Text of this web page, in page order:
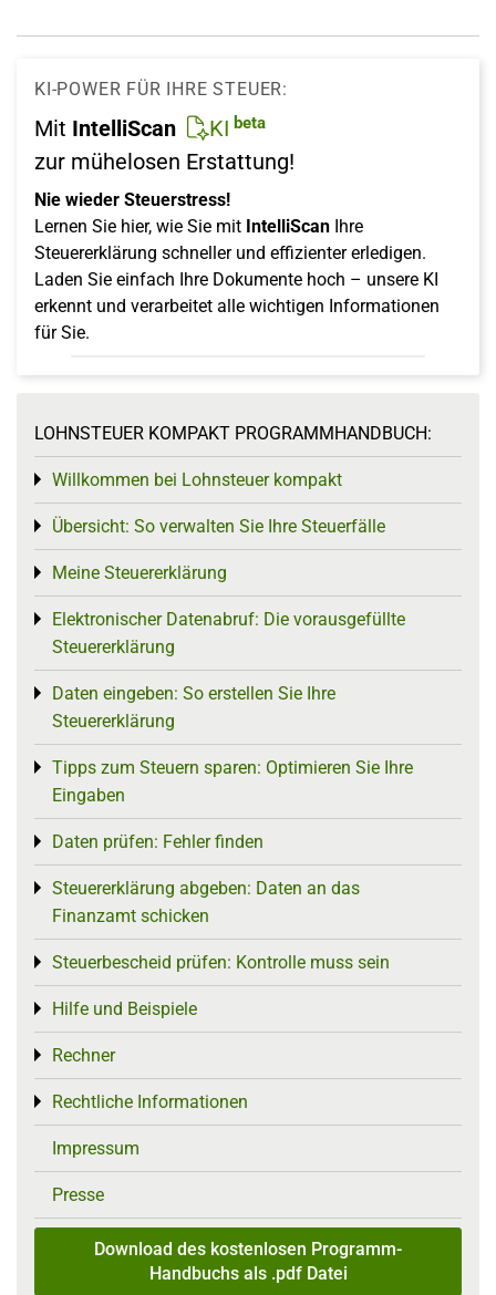
KI-POWER FÜR IHRE STEUER:
Mit IntelliScan KI beta
zur mühelosen Erstattung!
Nie wieder Steuerstress!
Lernen Sie hier, wie Sie mit IntelliScan Ihre
Steuererklärung schneller und effizienter erledigen.
Laden Sie einfach Ihre Dokumente hoch – unsere KI
erkennt und verarbeitet alle wichtigen Informationen
für Sie.
LOHNSTEUER KOMPAKT PROGRAMMHANDBUCH:
Willkommen bei Lohnsteuer kompakt
Toggle menu
Übersicht: So verwalten Sie Ihre Steuerfälle
Toggle menu
Meine Steuererklärung
Toggle menu
Elektronischer Datenabruf: Die vorausgefüllte
Steuererklärung
Toggle menu
Daten eingeben: So erstellen Sie Ihre
Steuererklärung
Toggle menu
Tipps zum Steuern sparen: Optimieren Sie Ihre
Eingaben
Toggle menu
Daten prüfen: Fehler finden
Toggle menu
Steuererklärung abgeben: Daten an das
Finanzamt schicken
Toggle menu
Steuerbescheid prüfen: Kontrolle muss sein
Toggle menu
Hilfe und Beispiele
Toggle menu
Rechner
Toggle menu
Rechtliche Informationen
Toggle menu
Impressum
Presse
Download des kostenlosen Programm-
Handbuchs als .pdf Datei